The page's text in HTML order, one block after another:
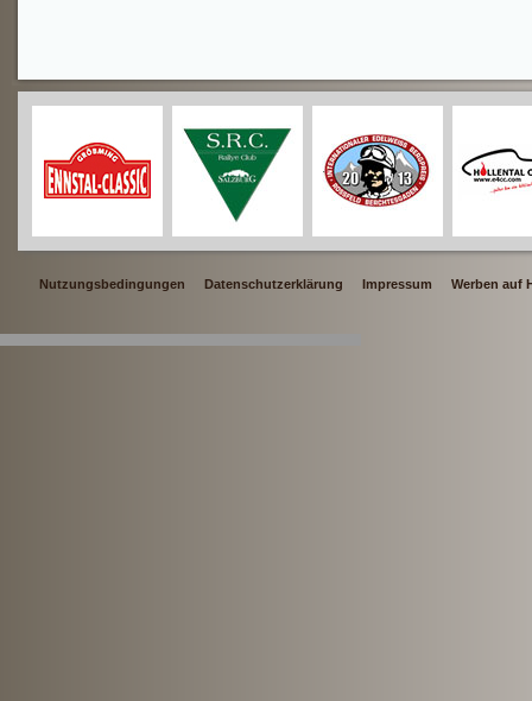
Nutzungsbedingungen Datenschutzerklärung Impressum Werben auf